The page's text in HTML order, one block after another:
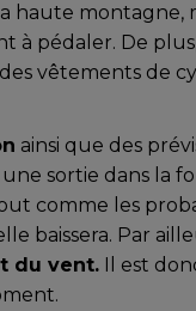
pédaler. De
vêtements de
ainsi que des
sortie dans la
comme les
baissera. Par
du vent. Il est